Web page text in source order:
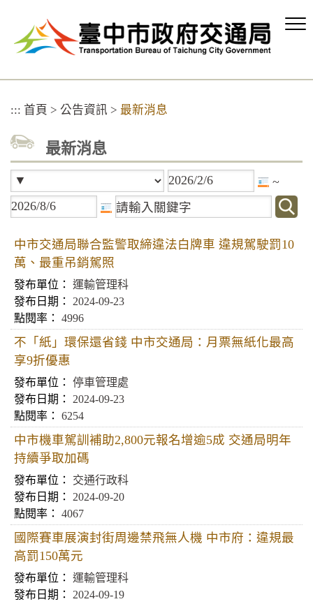
容
::: 首頁 > 公告資訊 > 最新消息
最新消息
~
中市交通局聯合監警取締違法白牌車 違規駕駛罰10
萬、最重吊銷駕照
運輸管理科
2024-09-23
4996
不「紙」環保還省錢 中市交通局：月票無紙化最高
享9折優惠
停車管理處
2024-09-23
6254
中市機車駕訓補助2,800元報名增逾5成 交通局明年
持續爭取加碼
交通行政科
2024-09-20
4067
國際賽車展演封街周邊禁飛無人機 中市府：違規最
高罰150萬元
運輸管理科
2024-09-19